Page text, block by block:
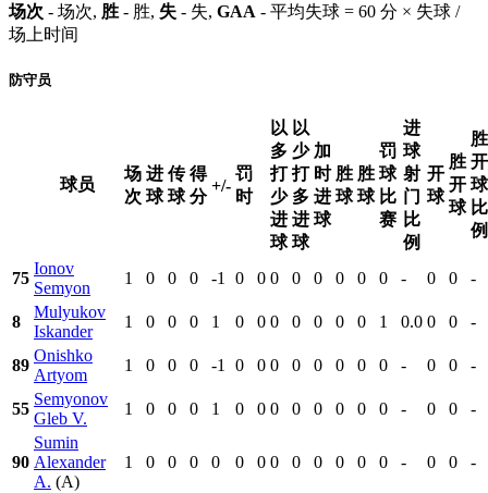
场次 - 场次, 胜 - 胜, 失 - 失, GAA - 平均失球 = 60 分 × 失球 /
场上时间
防守员
球员
场
次
进
球
传
球
得
分
+/-
罚
时
以
多
打
少
进
球
以
少
打
多
进
球
加
时
进
球
胜
球
胜
球
罚
球
比
赛
进
球
射
门
比
例
开
球
胜
开
球
胜
开
球
比
例
75
Ionov
Semyon
1 0 0 0 -1 0 0 0 0 0 0 0 0 - 0 0 -
8
Mulyukov
Iskander
1 0 0 0 1 0 0 0 0 0 0 0 1 0.0 0 0 -
89
Onishko
Artyom
1 0 0 0 -1 0 0 0 0 0 0 0 0 - 0 0 -
55
Semyonov
Gleb V.
1 0 0 0 1 0 0 0 0 0 0 0 0 - 0 0 -
90
Sumin
Alexander
A. (A)
1 0 0 0 0 0 0 0 0 0 0 0 0 - 0 0 -